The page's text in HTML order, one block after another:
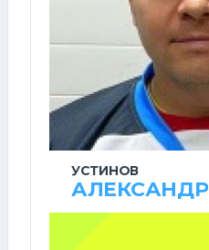
УСТИНОВ
АЛЕКСАНДР